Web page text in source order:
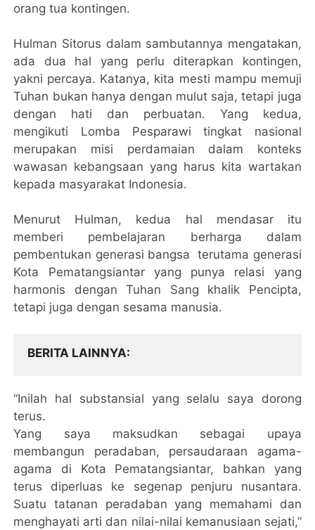
orang tua kontingen.
Hulman Sitorus dalam sambutannya mengatakan,
ada dua hal yang perlu diterapkan kontingen,
yakni percaya. Katanya, kita mesti mampu memuji
Tuhan bukan hanya dengan mulut saja, tetapi juga
dengan hati dan perbuatan. Yang kedua,
mengikuti Lomba Pesparawi tingkat nasional
merupakan misi perdamaian dalam konteks
wawasan kebangsaan yang harus kita wartakan
kepada masyarakat Indonesia.
Menurut Hulman, kedua hal mendasar itu
memberi pembelajaran berharga dalam
pembentukan generasi bangsa terutama generasi
Kota Pematangsiantar yang punya relasi yang
harmonis dengan Tuhan Sang khalik Pencipta,
tetapi juga dengan sesama manusia.
BERITA LAINNYA
“Inilah hal substansial yang selalu saya dorong
terus.
Yang saya maksudkan sebagai upaya
membangun peradaban, persaudaraan agama-
agama di Kota Pematangsiantar, bahkan yang
terus diperluas ke segenap penjuru nusantara.
Suatu tatanan peradaban yang memahami dan
menghayati arti dan nilai-nilai kemanusiaan sejati,”